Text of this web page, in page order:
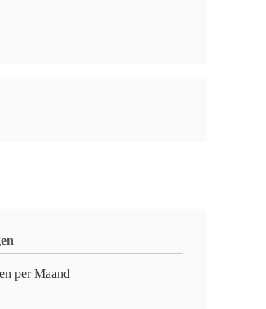
per Maand